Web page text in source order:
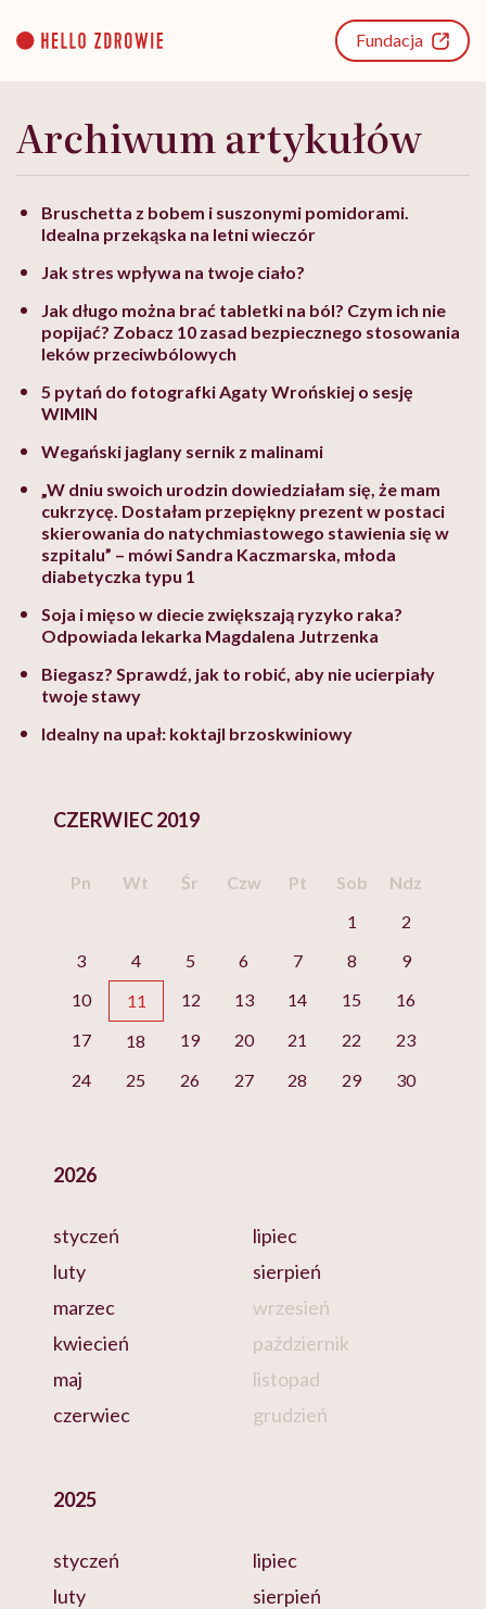
content
Fundacja
Archiwum artykułów
Bruschetta z bobem i suszonymi pomidorami.
Idealna przekąska na letni wieczór
Jak stres wpływa na twoje ciało?
Jak długo można brać tabletki na ból? Czym ich nie
popijać? Zobacz 10 zasad bezpiecznego stosowania
leków przeciwbólowych
5 pytań do fotografki Agaty Wrońskiej o sesję
WIMIN
Wegański jaglany sernik z malinami
„W dniu swoich urodzin dowiedziałam się, że mam
cukrzycę. Dostałam przepiękny prezent w postaci
skierowania do natychmiastowego stawienia się w
szpitalu” – mówi Sandra Kaczmarska, młoda
diabetyczka typu 1
Soja i mięso w diecie zwiększają ryzyko raka?
Odpowiada lekarka Magdalena Jutrzenka
Biegasz? Sprawdź, jak to robić, aby nie ucierpiały
twoje stawy
Idealny na upał: koktajl brzoskwiniowy
CZERWIEC 2019
Pn Wt Śr Czw Pt Sob
Ndz
1
2
3
4 5 6 7 8
9
10
11 12 13 14 15
16
17
18 19 20 21 22
23
24
25 26 27 28 29 30
2026
styczeń
luty
marzec
kwiecień
maj
czerwiec
lipiec
sierpień
wrzesień
październik
listopad
grudzień
2025
styczeń
luty
lipiec
sierpień